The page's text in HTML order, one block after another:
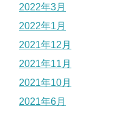
2022年3月
2022年1月
2021年12月
2021年11月
2021年10月
2021年6月